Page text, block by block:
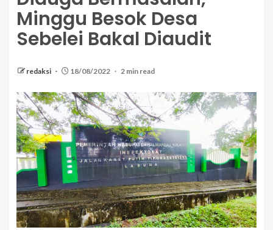
Minggu Besok Desa
Sebelei Bakal Diaudit
redaksi 18/08/2022 2 min read